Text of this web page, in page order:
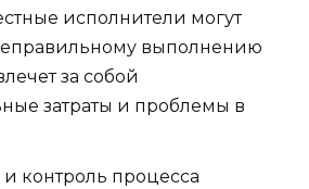
исполнители могут
выполнению
за собой
затраты и проблемы в
контроль процесса